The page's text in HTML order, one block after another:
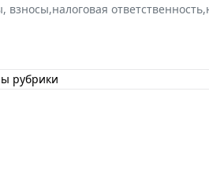
взносы,налоговая ответственность,
рубрики